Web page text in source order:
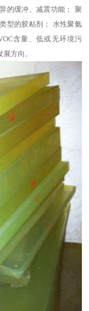
的缓冲、减震功能； 聚
型的胶粘剂； 水性聚氨
含量、低或无环境污
方向。